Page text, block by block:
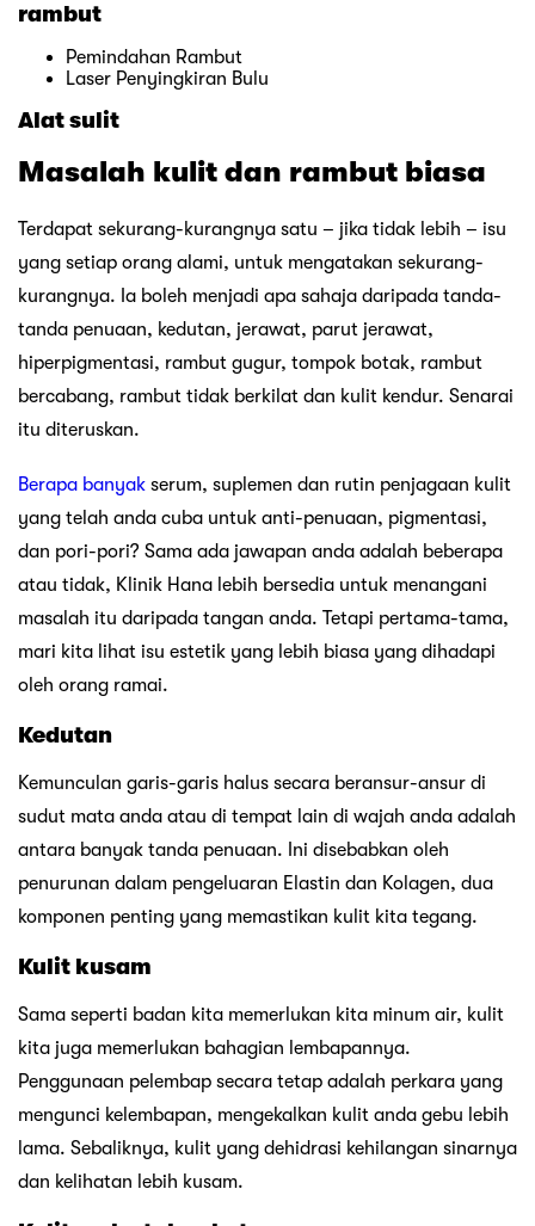
rambut
Pemindahan Rambut
Laser Penyingkiran Bulu
Alat sulit
Masalah kulit dan rambut biasa
Terdapat sekurang-kurangnya satu – jika tidak lebih – isu
yang setiap orang alami, untuk mengatakan sekurang-
kurangnya. Ia boleh menjadi apa sahaja daripada tanda-
tanda penuaan, kedutan, jerawat, parut jerawat,
hiperpigmentasi, rambut gugur, tompok botak, rambut
bercabang, rambut tidak berkilat dan kulit kendur. Senarai
itu diteruskan.
Berapa banyak serum, suplemen dan rutin penjagaan kulit
yang telah anda cuba untuk anti-penuaan, pigmentasi,
dan pori-pori? Sama ada jawapan anda adalah beberapa
atau tidak, Klinik Hana lebih bersedia untuk menangani
masalah itu daripada tangan anda. Tetapi pertama-tama,
mari kita lihat isu estetik yang lebih biasa yang dihadapi
oleh orang ramai.
Kedutan
Kemunculan garis-garis halus secara beransur-ansur di
sudut mata anda atau di tempat lain di wajah anda adalah
antara banyak tanda penuaan. Ini disebabkan oleh
penurunan dalam pengeluaran Elastin dan Kolagen, dua
komponen penting yang memastikan kulit kita tegang.
Kulit kusam
Sama seperti badan kita memerlukan kita minum air, kulit
kita juga memerlukan bahagian lembapannya.
Penggunaan pelembap secara tetap adalah perkara yang
mengunci kelembapan, mengekalkan kulit anda gebu lebih
lama. Sebaliknya, kulit yang dehidrasi kehilangan sinarnya
dan kelihatan lebih kusam.